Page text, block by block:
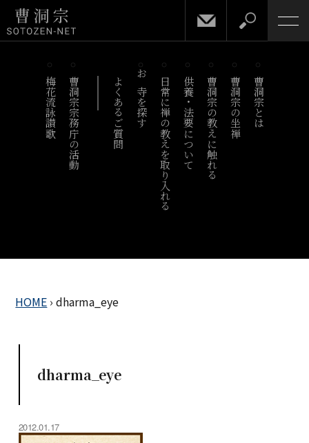
梅花流詠讃歌 曹洞宗宗務庁の活動 よくあるご質問 お寺を探す 日常に禅の教えを取り入れる供養・法要について曹洞宗の教えに触れる 曹洞宗の坐禅 曹洞宗とは
HOME › dharma_eye
dharma_eye
2012.01.17